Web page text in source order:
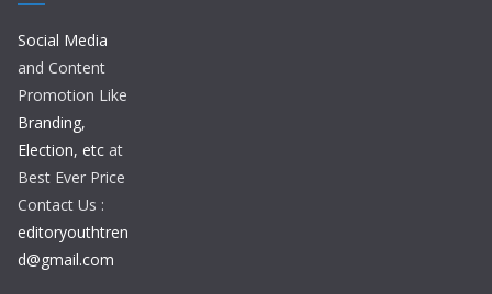
Social Media
and Content
Promotion Like
Branding,
Election, etc at
Best Ever Price
Contact Us :
editoryouthtren
d@gmail.com